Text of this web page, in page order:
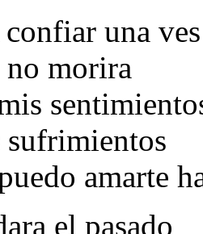
confiar una
morira
sufrimientos
amarte
el pasado